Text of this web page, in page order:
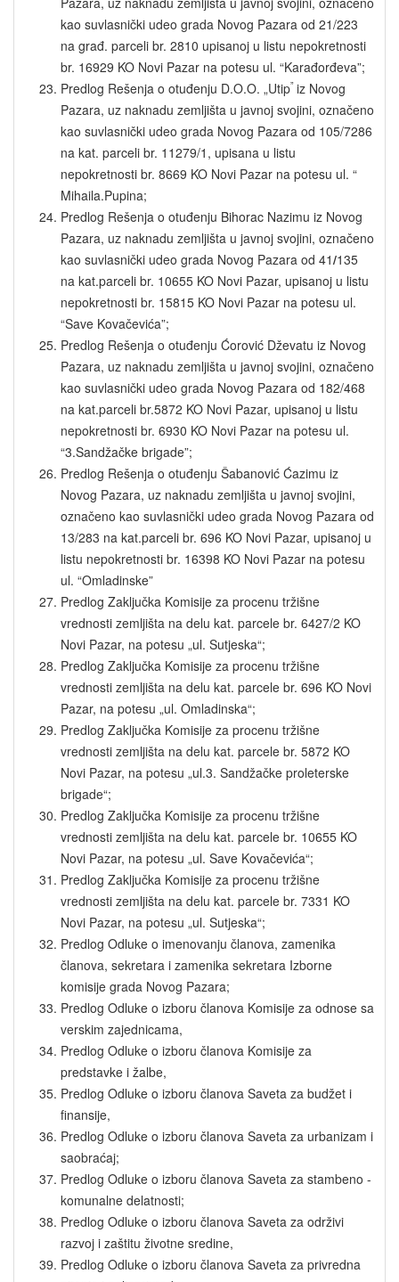
kao suvlasnički udeo grada Novog Pazara od 21/223
na građ. parceli br. 2810 upisanoj u listu nepokretnosti
br. 16929 KO Novi Pazar na potesu ul. “Karađorđeva”;
Predlog Rešenja o otuđenju D.O.O. „Utip” iz Novog
Pazara, uz naknadu zemljišta u javnoj svojini, označeno
kao suvlasnički udeo grada Novog Pazara od 105/7286
na kat. parceli br. 11279/1, upisana u listu
nepokretnosti br. 8669 KO Novi Pazar na potesu ul. “
Mihaila.Pupina;
Predlog Rešenja o otuđenju Bihorac Nazimu iz Novog
Pazara, uz naknadu zemljišta u javnoj svojini, označeno
kao suvlasnički udeo grada Novog Pazara od 41/135
na kat.parceli br. 10655 KO Novi Pazar, upisanoj u listu
nepokretnosti br. 15815 KO Novi Pazar na potesu ul.
“Save Kovačevića”;
Predlog Rešenja o otuđenju Ćorović Dževatu iz Novog
Pazara, uz naknadu zemljišta u javnoj svojini, označeno
kao suvlasnički udeo grada Novog Pazara od 182/468
na kat.parceli br.5872 KO Novi Pazar, upisanoj u listu
nepokretnosti br. 6930 KO Novi Pazar na potesu ul.
“3.Sandžačke brigade”;
Predlog Rešenja o otuđenju Šabanović Ćazimu iz
Novog Pazara, uz naknadu zemljišta u javnoj svojini,
označeno kao suvlasnički udeo grada Novog Pazara od
13/283 na kat.parceli br. 696 KO Novi Pazar, upisanoj u
listu nepokretnosti br. 16398 KO Novi Pazar na potesu
ul. “Omladinske”
Predlog Zaključka Komisije za procenu tržišne
vrednosti zemljišta na delu kat. parcele br. 6427/2 KO
Novi Pazar, na potesu „ul. Sutjeska“;
Predlog Zaključka Komisije za procenu tržišne
vrednosti zemljišta na delu kat. parcele br. 696 KO Novi
Pazar, na potesu „ul. Omladinska“;
Predlog Zaključka Komisije za procenu tržišne
vrednosti zemljišta na delu kat. parcele br. 5872 KO
Novi Pazar, na potesu „ul.3. Sandžačke proleterske
brigade“;
Predlog Zaključka Komisije za procenu tržišne
vrednosti zemljišta na delu kat. parcele br. 10655 KO
Novi Pazar, na potesu „ul. Save Kovačevića“;
Predlog Zaključka Komisije za procenu tržišne
vrednosti zemljišta na delu kat. parcele br. 7331 KO
Novi Pazar, na potesu „ul. Sutjeska“;
Predlog Odluke o imenovanju članova, zamenika
članova, sekretara i zamenika sekretara Izborne
komisije grada Novog Pazara;
Predlog Odluke o izboru članova Komisije za odnose sa
verskim zajednicama,
Predlog Odluke o izboru članova Komisije za
predstavke i žalbe,
Predlog Odluke o izboru članova Saveta za budžet i
finansije,
Predlog Odluke o izboru članova Saveta za urbanizam i
saobraćaj;
Predlog Odluke o izboru članova Saveta za stambeno -
komunalne delatnosti;
Predlog Odluke o izboru članova Saveta za održivi
razvoj i zaštitu životne sredine,
Predlog Odluke o izboru članova Saveta za privredna